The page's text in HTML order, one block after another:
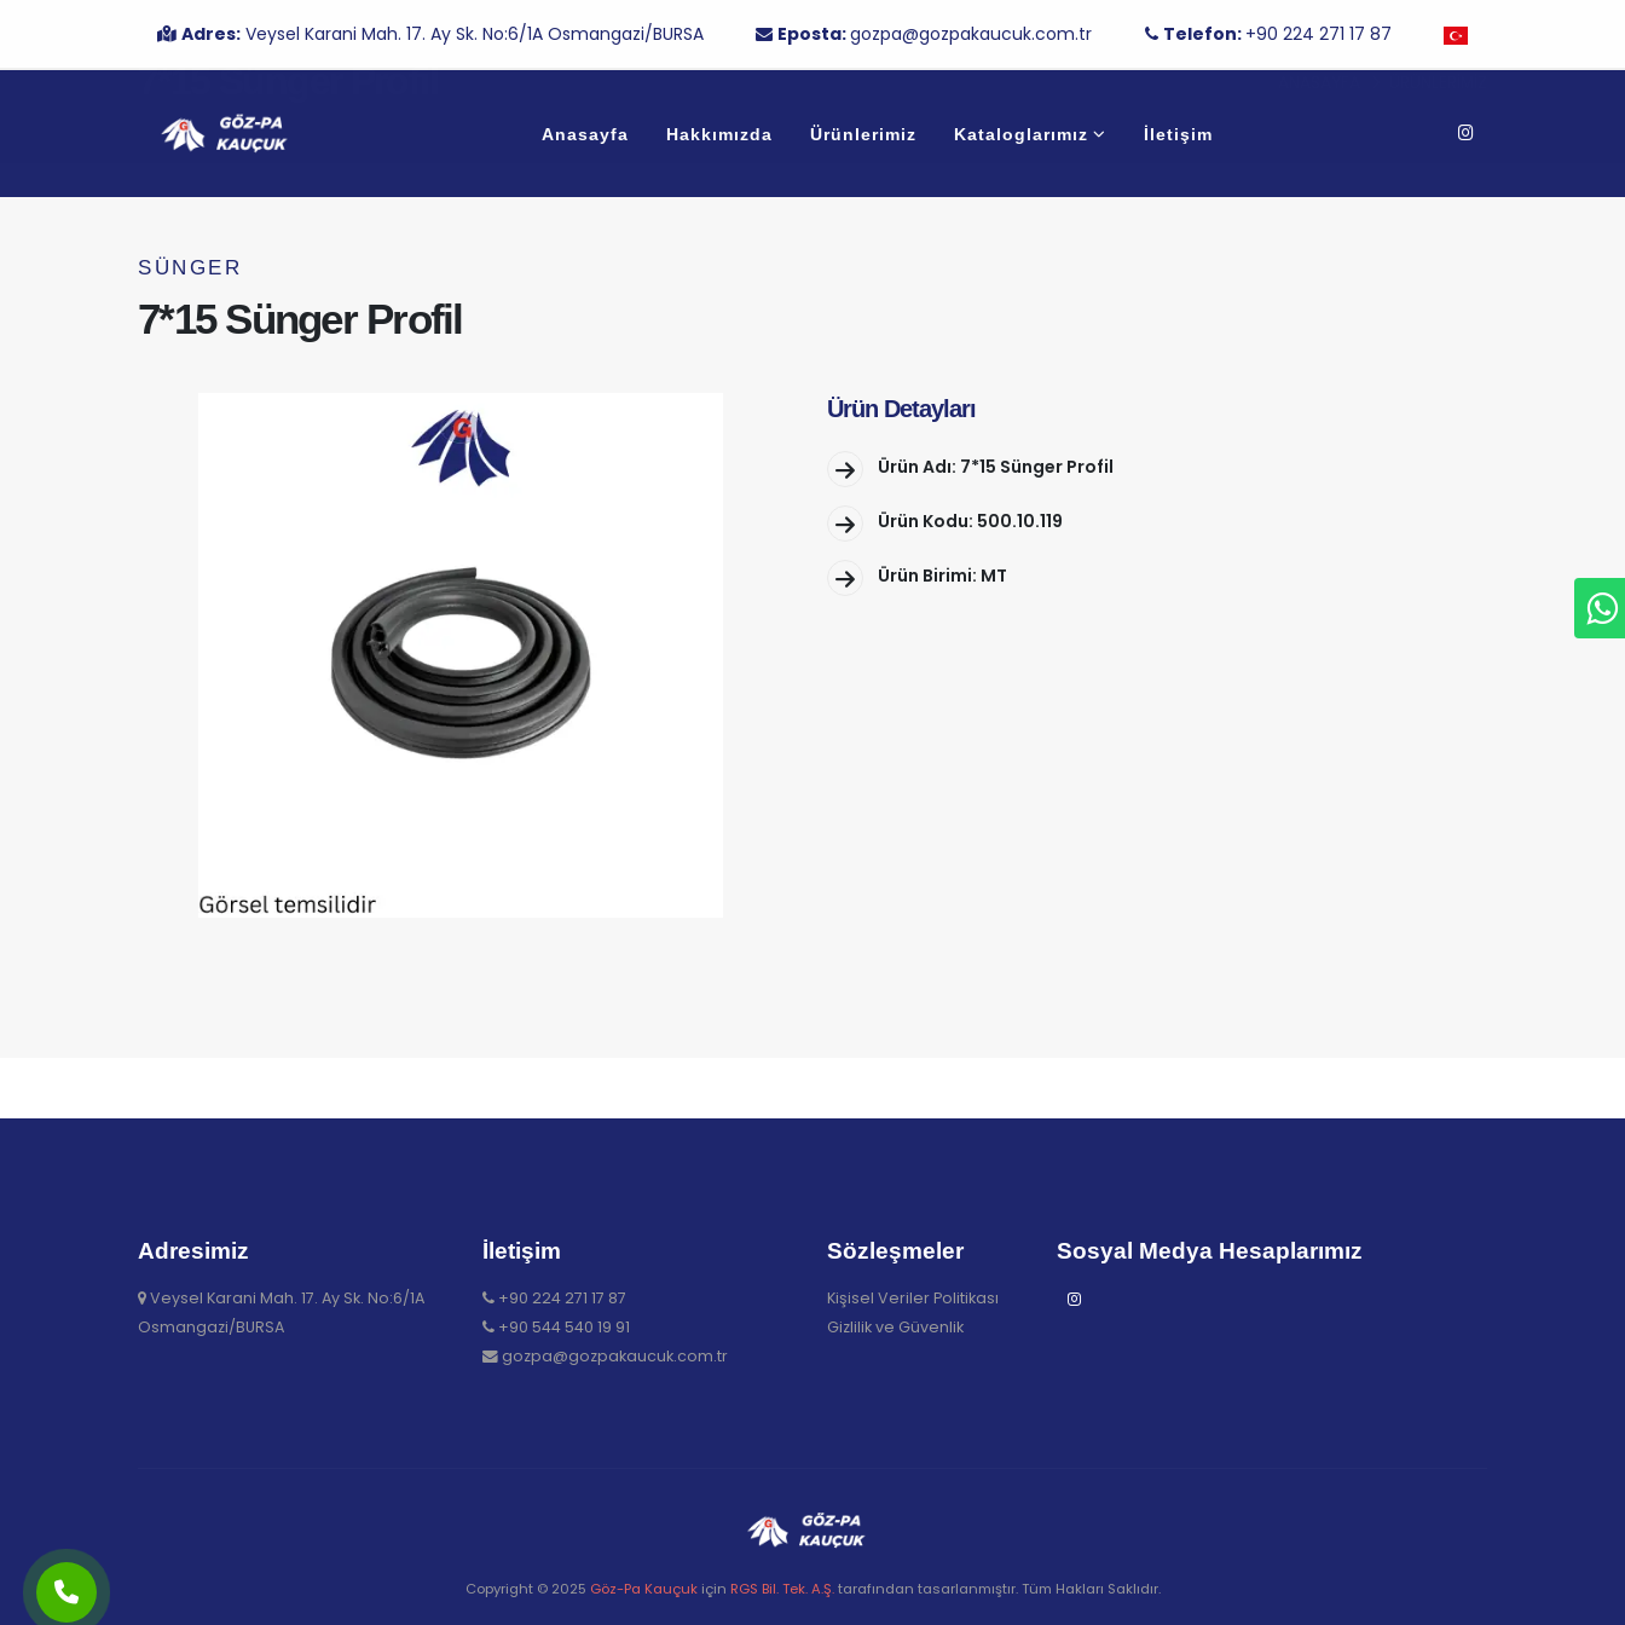
Adres: Veysel Karani Mah. 17. Ay Sk. No:6/1A Osmangazi/BURSA Eposta:gozpa@gozpakaucuk.com.tr Telefon: +90 224 271 17 87
Anasayfa Hakkımızda Ürünlerimiz Kataloglarımız İletişim
7*15 Sünger Profil
SÜNGER
7*15 Sünger Profil
Ürün Detayları
Ürün Adı: 7*15 Sünger Profil
Ürün Kodu: 500.10.119
Ürün Birimi: MT
Adresimiz
Veysel Karani Mah. 17. Ay Sk. No:6/1A
Osmangazi/BURSA
İletişim
+90 224 271 17 87
+90 544 540 19 91
gozpa@gozpakaucuk.com.tr
Sözleşmeler
Kişisel Veriler Politikası
Gizlilik ve Güvenlik
Sosyal Medya Hesaplarımız
Copyright © 2025 Göz-Pa Kauçukiçin RGS Bil. Tek. A.Ş.tarafından tasarlanmıştır. Tüm Hakları Saklıdır.